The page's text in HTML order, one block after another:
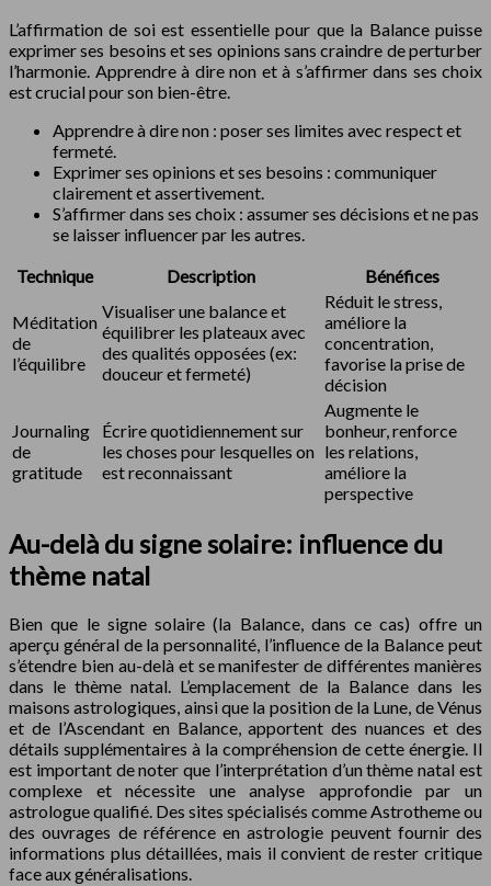
L’affirmation de soi est essentielle pour que la Balance puisse
exprimer ses besoins et ses opinions sans craindre de perturber
l’harmonie. Apprendre à dire non et à s’affirmer dans ses choix
est crucial pour son bien-être.
Apprendre à dire non : poser ses limites avec respect et
fermeté.
Exprimer ses opinions et ses besoins : communiquer
clairement et assertivement.
S’affirmer dans ses choix : assumer ses décisions et ne pas
se laisser influencer par les autres.
Technique
Description Bénéfices
Méditation
de
l’équilibre
Visualiser une balance et
équilibrer les plateaux avec
des qualités opposées (ex:
douceur et fermeté)
Réduit le stress,
améliore la
concentration,
favorise la prise de
décision
Journaling
de
gratitude
Écrire quotidiennement sur
les choses pour lesquelles on
est reconnaissant
Augmente le
bonheur, renforce
les relations,
améliore la
perspective
Au-delà du signe solaire: influence du
thème natal
Bien que le signe solaire (la Balance, dans ce cas) offre un
aperçu général de la personnalité, l’influence de la Balance peut
s’étendre bien au-delà et se manifester de différentes manières
dans le thème natal. L’emplacement de la Balance dans les
maisons astrologiques, ainsi que la position de la Lune, de Vénus
et de l’Ascendant en Balance, apportent des nuances et des
détails supplémentaires à la compréhension de cette énergie. Il
est important de noter que l’interprétation d’un thème natal est
complexe et nécessite une analyse approfondie par un
astrologue qualifié. Des sites spécialisés comme Astrotheme ou
des ouvrages de référence en astrologie peuvent fournir des
informations plus détaillées, mais il convient de rester critique
face aux généralisations.